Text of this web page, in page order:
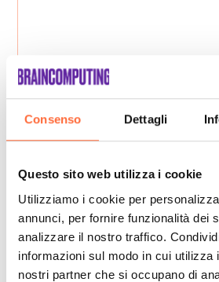
Consenso Dettagli
Questo sito web utilizza i cookie
Utilizziamo i cookie per
annunci, per fornire funzionalità dei
analizzare il nostro traffico.
informazioni sul modo in cui utilizza
nostri partner che si occupano di